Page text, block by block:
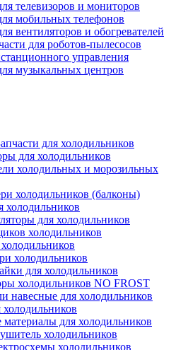
телевизоров и мониторов
мобильных телефонов
вентиляторов и обогревателей
для роботов-пылесосов
управления
музыкальных центров
для холодильников
для холодильников
холодильных и морозильных
холодильников (балконы)
холодильников
для холодильников
холодильников
холодильников
для холодильников
холодильников NO FROST
навесные для холодильников
материалы для холодильников
холодильников
холодильников